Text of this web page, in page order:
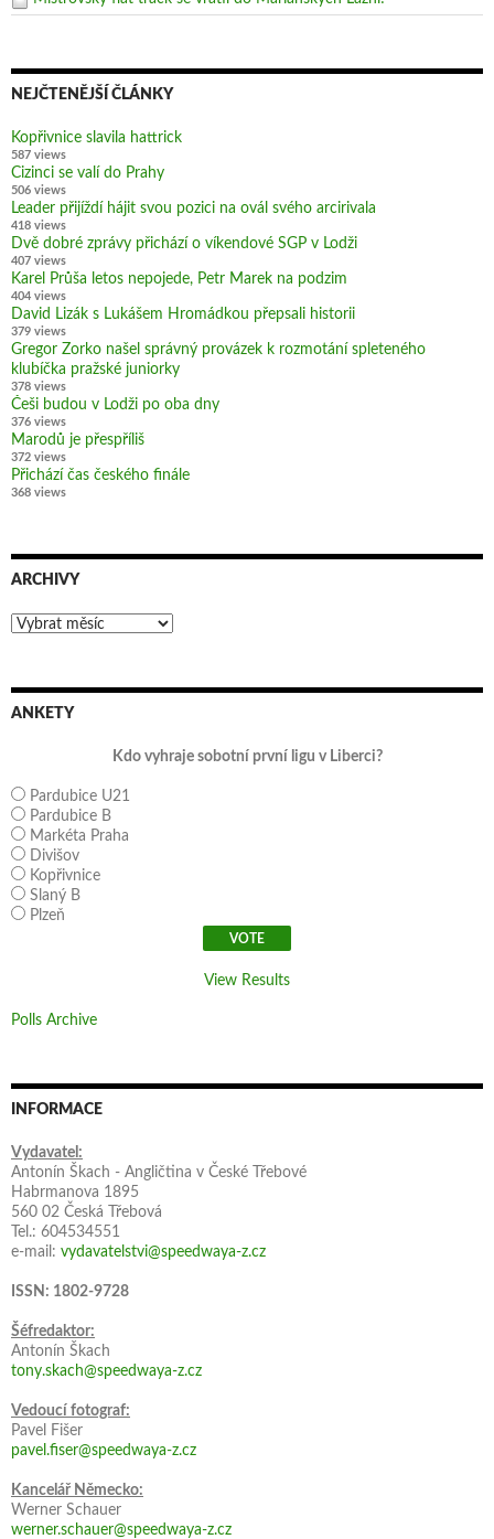
NEJČTENĚJŠÍ ČLÁNKY
Kopřivnice slavila hattrick
587 views
Cizinci se valí do Prahy
506 views
Leader přijíždí hájit svou pozici na ovál svého arcirivala
418 views
Dvě dobré zprávy přichází o víkendové SGP v Lodži
407 views
Karel Průša letos nepojede, Petr Marek na podzim
404 views
David Lizák s Lukášem Hromádkou přepsali historii
379 views
Gregor Zorko našel správný provázek k rozmotání spleteného
klubíčka pražské juniorky
378 views
Češi budou v Lodži po oba dny
376 views
Marodů je přespříliš
372 views
Přichází čas českého finále
368 views
ARCHIVY
Archivy
ANKETY
Kdo vyhraje sobotní první ligu v Liberci?
Pardubice U21
Pardubice B
Markéta Praha
Divišov
Kopřivnice
Slaný B
Plzeň
View Results
Polls Archive
INFORMACE
Vydavatel:
Antonín Škach - Angličtina v České Třebové
Habrmanova 1895
560 02 Česká Třebová
Tel.: 604534551
e-mail: vydavatelstvi@speedwaya-z.cz
ISSN: 1802-9728
Šéfredaktor:
Antonín Škach
tony.skach@speedwaya-z.cz
Vedoucí fotograf:
Pavel Fišer
pavel.fiser@speedwaya-z.cz
Kancelář Německo:
Werner Schauer
werner.schauer@speedwaya-z.cz